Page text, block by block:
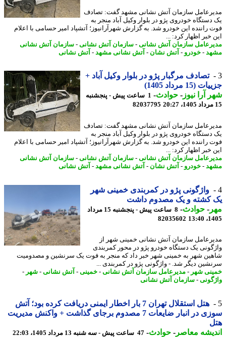
سازمان آتش نشانی مشهد گفت: تصادف
خودروی پژو در بلوار وکیل آباد منجر به
راننده این خودرو شد. به گزارش شهرآرانیوز؛ آتشپاد امیر حسامی با اعلام
خبر اظهار کرد: ...
سازمان آتش نشانی-سازمان آتش نشانی-سازمان آتش نشانی
-خودرو-آتش نشان-آتش نشانی مشهد-آتش نشانی
تصادف مرگبار پژو در بلوار وکیل آباد +
مرداد 1405)
آرا نیوز-حوادث - 1 ساعت پیش - پنجشنبه
82037795
سازمان آتش نشانی مشهد گفت: تصادف
خودروی پژو در بلوار وکیل آباد منجر به
راننده این خودرو شد. به گزارش شهرآرانیوز؛ آتشپاد امیر حسامی با اعلام
خبر اظهار کرد: ...
سازمان آتش نشانی-سازمان آتش نشانی-سازمان آتش نشانی
-خودرو-آتش نشان-آتش نشانی مشهد-آتش نشانی
واژگونی پژو در کمربندی خمینی شهر
کشته و یک مصدوم داشت
-حوادث -
8 ساعت پیش - پنجشنبه 15 مرداد
82035602
سازمان آتش نشانی خمینی شهر از
یک دستگاه خودرو پژو در محور کمربندی
شهر به خمینی شهر خبر داد که منجر به فوت یک سرنشین و مصدومیت
دیگر شد. - واژگونی پژو در کمربندی ...
شهر -مدیرعامل سازمان آتش نشانی-خمینی-آتش نشانی-شهر -
-سازمان آتش نشانی
هتل استقلال تهران 7 بار اخطار ایمنی دریافت کرده بود؛ آتش
سوزی در انبار ضایعات 7 مصدوم برجای گذاشت + واکنش مدیریت
معاصر-حوادث -47 ساعت پیش - سه شنبه 13 مرداد 1405، 22:03